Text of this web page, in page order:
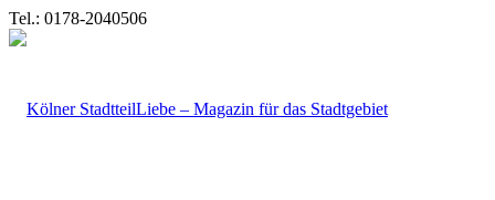
Tel.: 0178-2040506